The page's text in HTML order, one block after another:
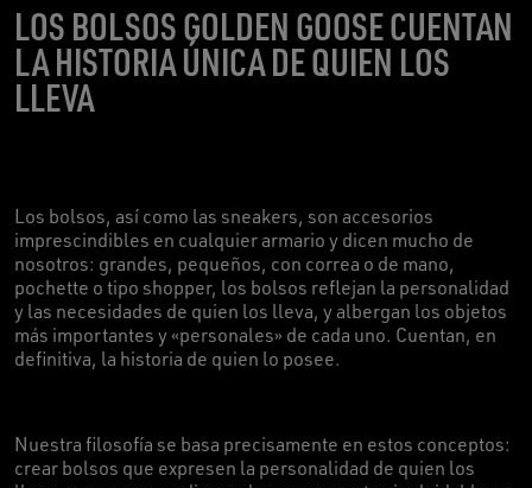
LOS BOLSOS GOLDEN GOOSE CUENTAN
LA HISTORIA ÚNICA DE QUIEN LOS
LLEVA
Los bolsos, así como las sneakers, son accesorios
imprescindibles en cualquier armario y dicen mucho de
nosotros: grandes, pequeños, con correa o de mano,
pochette o tipo shopper, los bolsos reflejan la personalidad
y las necesidades de quien los lleva, y albergan los objetos
más importantes y «personales» de cada uno. Cuentan, en
definitiva, la historia de quien lo posee.
Nuestra filosofía se basa precisamente en estos conceptos:
crear bolsos que expresen la personalidad de quien los